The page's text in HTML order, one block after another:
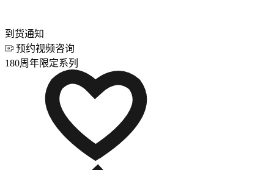
到货通知
预约视频咨询
180周年限定系列